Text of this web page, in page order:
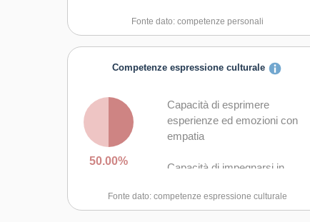
collaborativa sia in maniera
autonoma
Capacità di lavorare con gli altri
Capacità di comunicare
costruttivamente in ambienti
provare empatia
Fonte dato: competenze personali
Competenze espressione culturale
50.00%
Capacità di esprimere
esperienze ed emozioni con
empatia
Capacità di impegnarsi in
individualmente che
collettivamente
Fonte dato: competenze espressione culturale